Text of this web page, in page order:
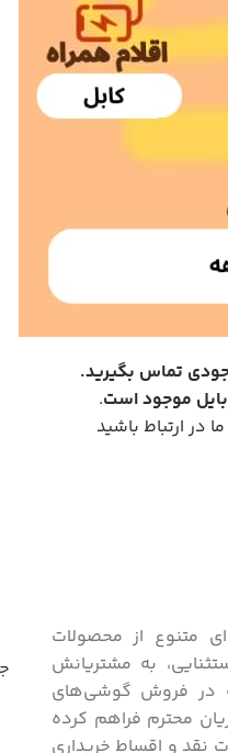
تماس بگیرید.
موجود است.
در ارتباط باشید
متنوع از محصولات
به مشتریانش
از 10 سال سابقه در فروش گوشی‌های
محترم فراهم کرده
نقد و اقساط خریداری